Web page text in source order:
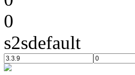
0
s2sdefault